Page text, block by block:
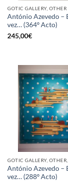
GOTIC GALLERY, OTHER
António Azevedo –
vez… (364º Acto)
245,00€
GOTIC GALLERY,
António Azevedo –
vez… (288º Acto)